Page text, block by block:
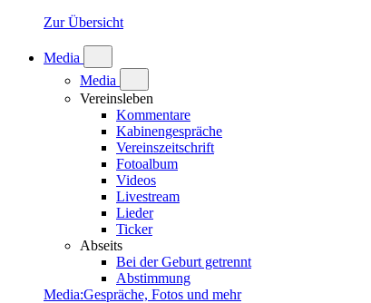
Zur Übersicht
Media
Media
Vereinsleben
Kommentare
Kabinengespräche
Vereinszeitschrift
Fotoalbum
Videos
Livestream
Lieder
Ticker
Abseits
Bei der Geburt getrennt
Abstimmung
Media:Gespräche, Fotos und mehr